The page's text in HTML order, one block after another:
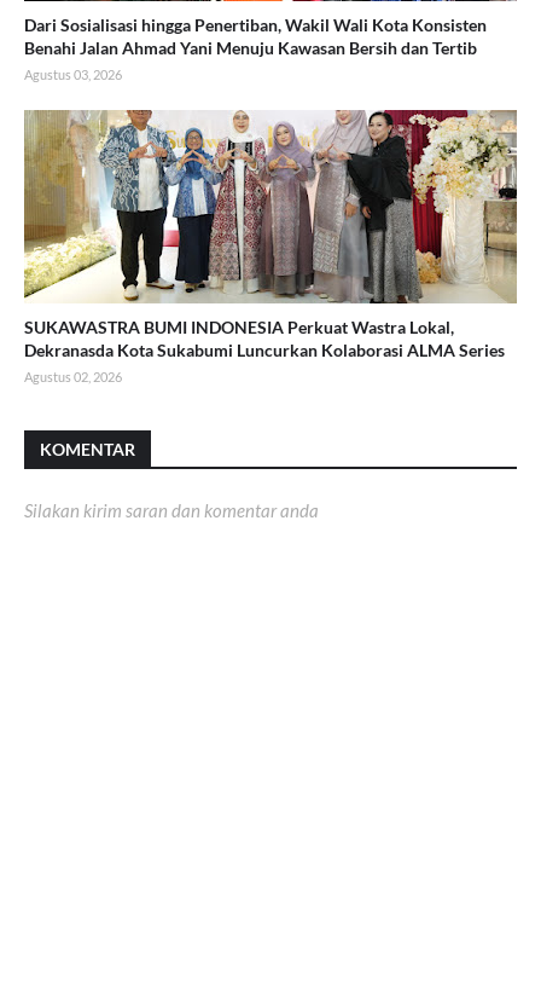
Dari Sosialisasi hingga Penertiban, Wakil Wali Kota Konsisten
Benahi Jalan Ahmad Yani Menuju Kawasan Bersih dan Tertib
Agustus 03, 2026
SUKAWASTRA BUMI INDONESIA Perkuat Wastra Lokal,
Dekranasda Kota Sukabumi Luncurkan Kolaborasi ALMA Series
Agustus 02, 2026
KOMENTAR
Silakan kirim saran dan komentar anda